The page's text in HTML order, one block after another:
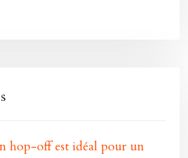
hop-off est idéal pour un